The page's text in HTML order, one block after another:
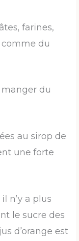
farines,
comme du
du
au sirop de
une forte
il n’y a plus
le sucre des
d’orange est